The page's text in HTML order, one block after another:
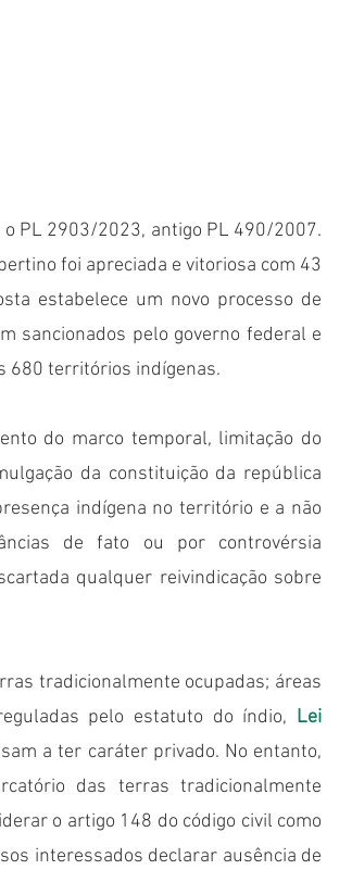
PL 2903/2023, antigo PL 490/2007.
foi apreciada e vitoriosa com 43
estabelece um novo processo de
sancionados pelo governo federal e
680 territórios indígenas.
do marco temporal, limitação do
da constituição da república
indígena no território e a não
de fato ou por controvérsia
qualquer reivindicação sobre
tradicionalmente ocupadas; áreas
pelo estatuto do índio, Lei
a ter caráter privado. No entanto,
das terras tradicionalmente
o artigo 148 do código civil como
interessados declarar ausência de